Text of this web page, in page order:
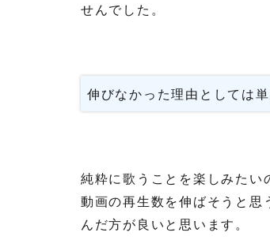
せんでした。
伸びなかった理由としては
純粋に歌うことを楽しみたい
動画の再生数を伸ばそうと思
んだ方が良いと思います。